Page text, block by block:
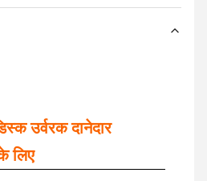
उर्वरक दानेदार
लिए